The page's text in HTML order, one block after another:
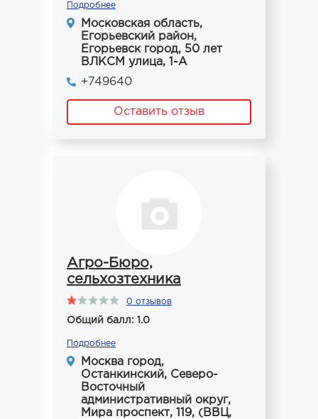
Подробнее
Московская область,
Егорьевский район,
Егорьевск город, 50 лет
ВЛКСМ улица, 1-А
+749640
Оставить отзыв
Агро-Бюро,
сельхозтехника
0 отзывов
Общий балл: 1.0
Подробнее
Москва город,
Останкинский, Северо-
Восточный
административный округ,
Мира проспект, 119, (ВВЦ,